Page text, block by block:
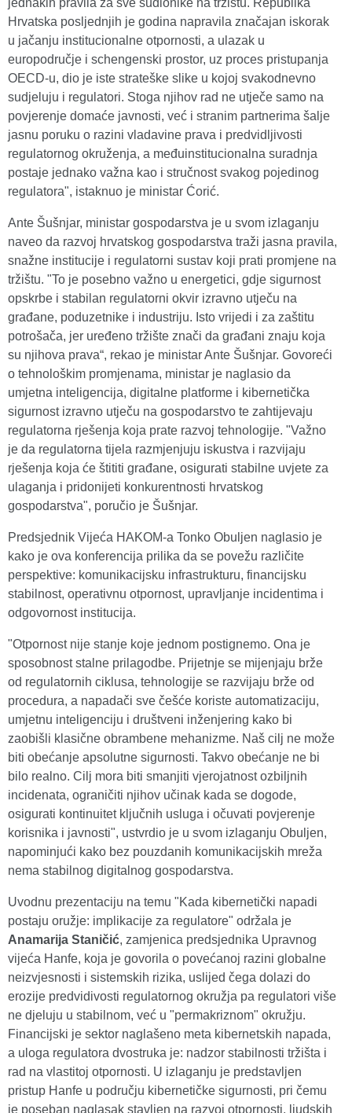
jednakih pravila za sve sudionike na tržištu. Republika
Hrvatska posljednjih je godina napravila značajan iskorak
u jačanju institucionalne otpornosti, a ulazak u
europodručje i schengenski prostor, uz proces pristupanja
OECD-u, dio je iste strateške slike u kojoj svakodnevno
sudjeluju i regulatori. Stoga njihov rad ne utječe samo na
povjerenje domaće javnosti, već i stranim partnerima šalje
jasnu poruku o razini vladavine prava i predvidljivosti
regulatornog okruženja, a međuinstitucionalna suradnja
postaje jednako važna kao i stručnost svakog pojedinog
regulatora", istaknuo je ministar Ćorić.
Ante Šušnjar, ministar gospodarstva je u svom izlaganju
naveo da razvoj hrvatskog gospodarstva traži jasna pravila,
snažne institucije i regulatorni sustav koji prati promjene na
tržištu. "To je posebno važno u energetici, gdje sigurnost
opskrbe i stabilan regulatorni okvir izravno utječu na
građane, poduzetnike i industriju. Isto vrijedi i za zaštitu
potrošača, jer uređeno tržište znači da građani znaju koja
su njihova prava“, rekao je ministar Ante Šušnjar. Govoreći
o tehnološkim promjenama, ministar je naglasio da
umjetna inteligencija, digitalne platforme i kibernetička
sigurnost izravno utječu na gospodarstvo te zahtijevaju
regulatorna rješenja koja prate razvoj tehnologije. "Važno
je da regulatorna tijela razmjenjuju iskustva i razvijaju
rješenja koja će štititi građane, osigurati stabilne uvjete za
ulaganja i pridonijeti konkurentnosti hrvatskog
gospodarstva", poručio je Šušnjar.
Predsjednik Vijeća HAKOM-a Tonko Obuljen naglasio je
kako je ova konferencija prilika da se povežu različite
perspektive: komunikacijsku infrastrukturu, financijsku
stabilnost, operativnu otpornost, upravljanje incidentima i
odgovornost institucija.
"Otpornost nije stanje koje jednom postignemo. Ona je
sposobnost stalne prilagodbe. Prijetnje se mijenjaju brže
od regulatornih ciklusa, tehnologije se razvijaju brže od
procedura, a napadači sve češće koriste automatizaciju,
umjetnu inteligenciju i društveni inženjering kako bi
zaobišli klasične obrambene mehanizme. Naš cilj ne može
biti obećanje apsolutne sigurnosti. Takvo obećanje ne bi
bilo realno. Cilj mora biti smanjiti vjerojatnost ozbiljnih
incidenata, ograničiti njihov učinak kada se dogode,
osigurati kontinuitet ključnih usluga i očuvati povjerenje
korisnika i javnosti", ustvrdio je u svom izlaganju Obuljen,
napominjući kako bez pouzdanih komunikacijskih mreža
nema stabilnog digitalnog gospodarstva.
Uvodnu prezentaciju na temu "Kada kibernetički napadi
postaju oružje: implikacije za regulatore" održala je
Anamarija Staničić, zamjenica predsjednika Upravnog
vijeća Hanfe, koja je govorila o povećanoj razini globalne
neizvjesnosti i sistemskih rizika, uslijed čega dolazi do
erozije predvidivosti regulatornog okružja pa regulatori više
ne djeluju u stabilnom, već u "permakriznom" okružju.
Financijski je sektor naglašeno meta kibernetskih napada,
a uloga regulatora dvostruka je: nadzor stabilnosti tržišta i
rad na vlastitoj otpornosti. U izlaganju je predstavljen
pristup Hanfe u području kibernetičke sigurnosti, pri čemu
je poseban naglasak stavljen na razvoj otpornosti, ljudskih